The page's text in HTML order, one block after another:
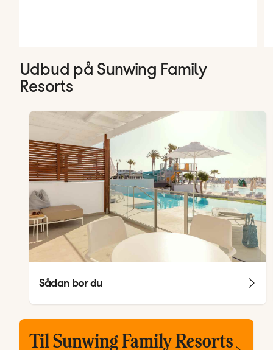
Udbud på Sunwing Family
Resorts
Sådan bor du
Til Sunwing Family Resorts